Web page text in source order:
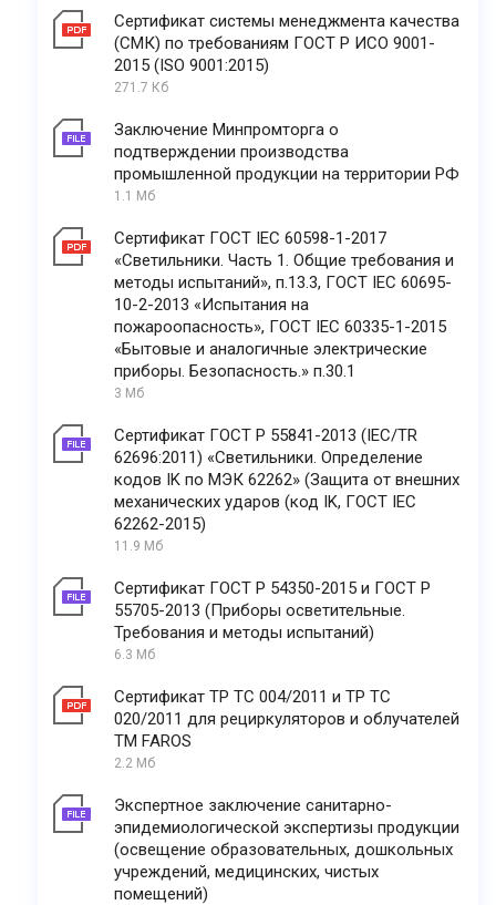
Сертификат системы менеджмента качества
(СМК) по требованиям ГОСТ Р ИСО 9001-
2015 (ISO 9001:2015)
271.7 Кб
Заключение Минпромторга о
подтверждении производства
промышленной продукции на территории РФ
1.1 Мб
Сертификат ГОСТ IEC 60598-1-2017
«Светильники. Часть 1. Общие требования и
методы испытаний», п.13.3, ГОСТ IEC 60695-
10-2-2013 «Испытания на
пожароопасность», ГОСТ IEC 60335-1-2015
«Бытовые и аналогичные электрические
приборы. Безопасность.» п.30.1
3 Мб
Сертификат ГОСТ Р 55841-2013 (IEC/TR
62696:2011) «Светильники. Определение
кодов IK по МЭК 62262» (Защита от внешних
механических ударов (код IK, ГОСТ IEC
62262-2015)
11.9 Мб
Сертификат ГОСТ Р 54350-2015 и ГОСТ Р
55705-2013 (Приборы осветительные.
Требования и методы испытаний)
6.3 Мб
Сертификат ТР ТС 004/2011 и ТР ТС
020/2011 для рециркуляторов и облучателей
ТМ FAROS
2.2 Мб
Экспертное заключение санитарно-
эпидемиологической экспертизы продукции
(освещение образовательных, дошкольных
учреждений, медицинских, чистых
помещений)